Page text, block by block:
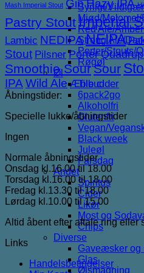
Syrligt/
Mjød/
Red Ale/
Strong Ale/
Porter/Stouts/
Røgøl
Øl
Tilbud
6pack2go
Alkoholfri
Glutenfri
Vegan/
Black week
Juleøl
Farsdag
Andet
Spiritus
Cider
Likør
Most og
Chips
Diverse
Gaveæsker og
Glas
Ølsmagning
Mash Imperial Stout GinHazy IPA
Pastry StoutImperial
Lambic NEDIPANEIPA
Stout Pilsner Porter
Smoothie SourSour
IPA Wild Ale Æble cider
Åbningstider:
Specielle lukke/åbningstider
Ingen
Normale åbningstider
Onsdag kl.16.00 til 18.00
Torsdag kl.16.00 til 18.00
Fredag kl.13.30 til 18.00
Lørdag kl.10.00 til 15.00
Altid åbent efter aftale ring eller
Links
Handelsbetingelser